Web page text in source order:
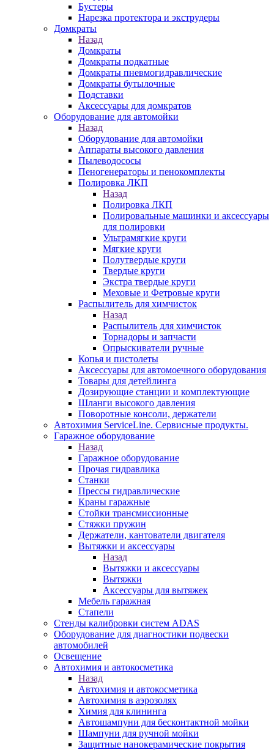
Бустеры
Нарезка протектора и экструдеры
Домкраты
Назад
Домкраты
Домкраты подкатные
Домкраты пневмогидравлические
Домкраты бутылочные
Подставки
Аксессуары для домкратов
Оборудование для автомойки
Назад
Оборудование для автомойки
Аппараты высокого давления
Пылеводососы
Пеногенераторы и пенокомплекты
Полировка ЛКП
Назад
Полировка ЛКП
Полировальные машинки и аксессуары
для полировки
Ультрамягкие круги
Мягкие круги
Полутвердые круги
Твердые круги
Экстра твердые круги
Меховые и Фетровые круги
Распылитель для химчисток
Назад
Распылитель для химчисток
Торнадоры и запчасти
Опрыскиватели ручные
Копья и пистолеты
Аксессуары для автомоечного оборудования
Товары для детейлинга
Дозирующие станции и комплектующие
Шланги высокого давления
Поворотные консоли, держатели
Автохимия ServiceLine. Сервисные продукты.
Гаражное оборудование
Назад
Гаражное оборудование
Прочая гидравлика
Станки
Прессы гидравлические
Краны гаражные
Стойки трансмиссионные
Стяжки пружин
Держатели, кантователи двигателя
Вытяжки и аксессуары
Назад
Вытяжки и аксессуары
Вытяжки
Аксессуары для вытяжек
Мебель гаражная
Стапели
Стенды калибровки систем ADAS
Оборудование для диагностики подвески
автомобилей
Освещение
Автохимия и автокосметика
Назад
Автохимия и автокосметика
Автохимия в аэрозолях
Химия для клининга
Автошампуни для бесконтактной мойки
Шампуни для ручной мойки
Защитные нанокерамические покрытия